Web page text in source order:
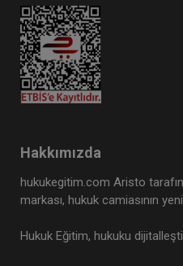
Hakkımızda
hukukegitim.com Aristo
markası, hukuk camiasının yeni
Hukuk Eğitim, hukuku